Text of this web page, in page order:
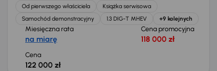
Od pierwszego właściciela
Książka serwisowa
Samochód demonstracyjny
1.3 DIG-T MHEV +9 kolejnych
Miesięczna rata
na miarę
Cena promocyjna
118 000 zł
Cena
122 000 zł